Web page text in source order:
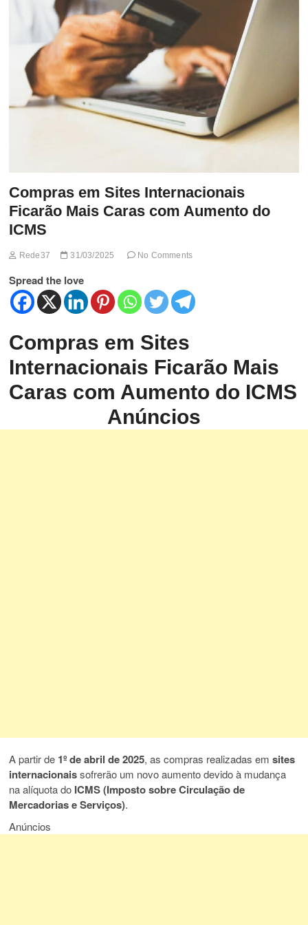
Compras em Sites Internacionais
Ficarão Mais Caras com Aumento do
ICMS
Rede37 31/03/2025 No Comments
Spread the love
Compras em Sites
Internacionais Ficarão Mais
Caras com Aumento do ICMS
Anúncios
A partir de 1º de abril de 2025, as compras realizadas emsites
internacionaissofrerão um novo aumento devido à mudança
na alíquota do ICMS (Imposto sobre Circulação de
Mercadorias e Serviços).
Anúncios